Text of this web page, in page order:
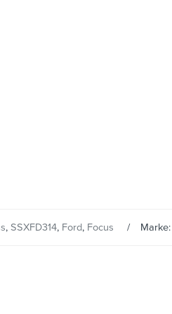
, SSXFD314, Ford, Focus Marke: